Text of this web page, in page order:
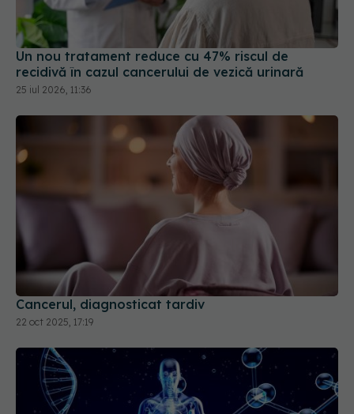
Un nou tratament reduce cu 47% riscul de
recidivă în cazul cancerului de vezică urinară
25 iul 2026, 11:36
Cancerul, diagnosticat tardiv
22 oct 2025, 17:19